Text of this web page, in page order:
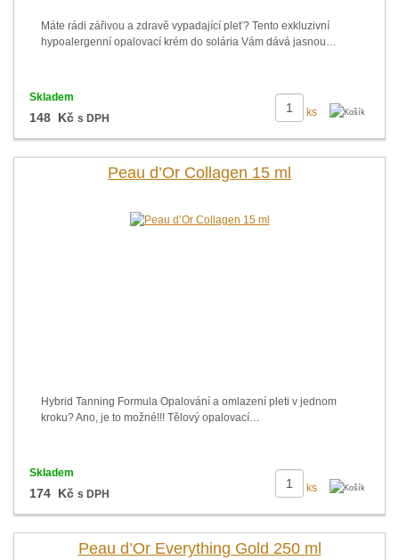
Máte rádi zářivou a zdravě vypadající pleť? Tento exkluzivní
hypoalergenní opalovací krém do solária Vám dává jasnou…
ks
Skladem
148 Kč s DPH
Peau d’Or Collagen 15 ml
Hybrid Tanning Formula Opalování a omlazení pleti v jednom
kroku? Ano, je to možné!!! Tělový opalovací…
ks
Skladem
174 Kč s DPH
Peau d’Or Everything Gold 250 ml